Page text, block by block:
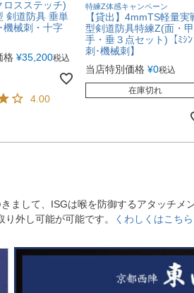
ロスステッチ)
剣道防具 垂単
機械刺・十字
格 ¥35,200税込
4.00
特練Z体感キャンペーン
【貸出】4mmTS軽量実
型剣道防具特練Z(面・甲
手・垂３点セット)【ﾐｼﾝ
刺･機械刺】
当店特別価格 ¥0税込
在庫切れ
まして、ISGは喉を防御するアタッチメ
外し可能が可能です。
くわしくはこちら